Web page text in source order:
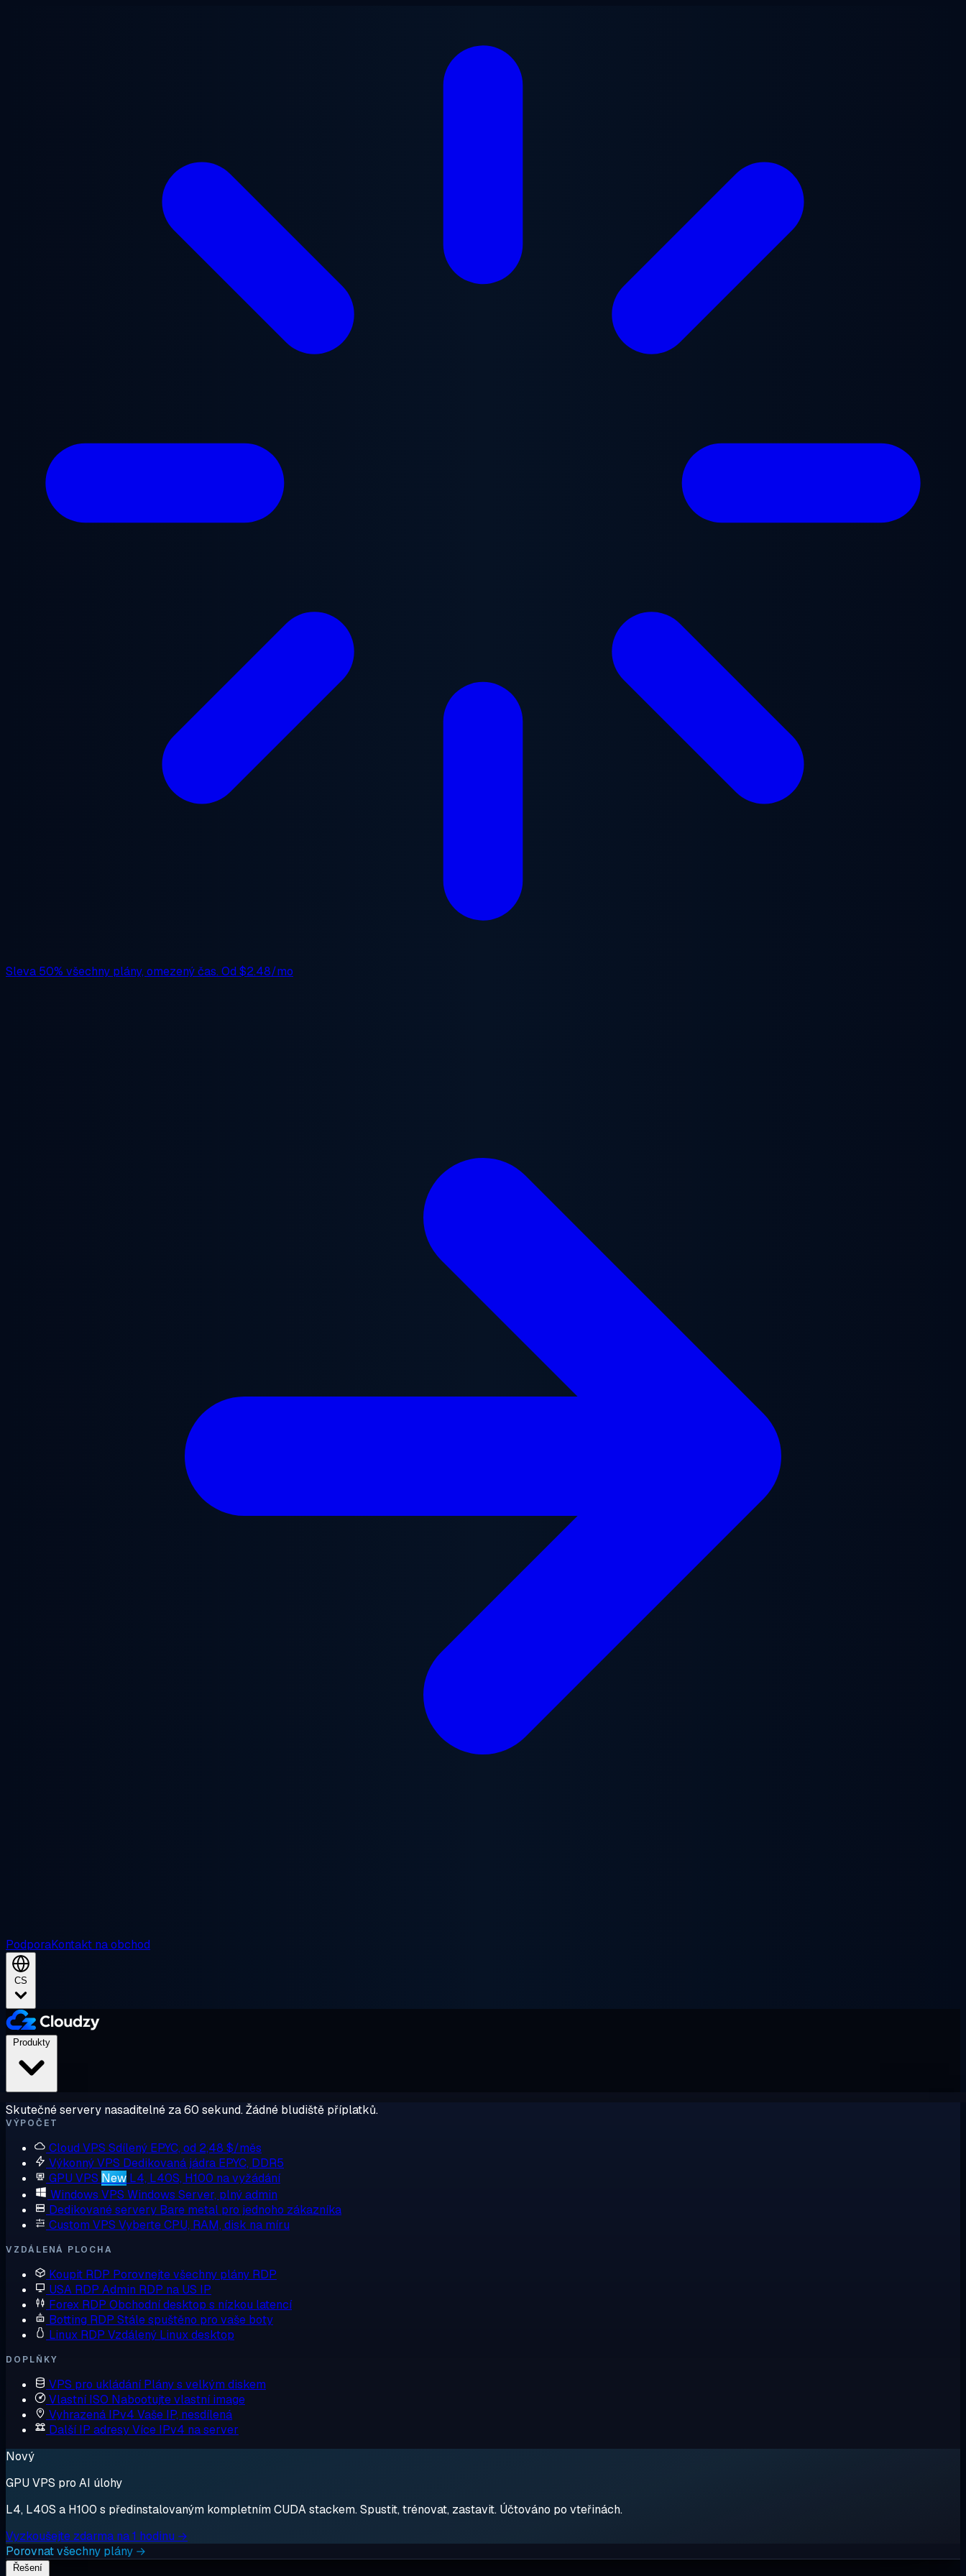
Sleva 50% všechny plány, omezený čas. Od $2.48/mo
PodporaKontakt na obchod
CS
Skutečné servery nasaditelné za 60 sekund. Žádné bludiště příplatků.
VÝPOČET
Cloud VPS Sdílený EPYC, od 2,48 $/měs
Výkonný VPS Dedikovaná jádra EPYC, DDR5
GPU VPS New L4, L40S, H100 na vyžádání
Windows VPS Windows Server, plný admin
Dedikované servery Bare metal pro jednoho zákazníka
Custom VPS Vyberte CPU, RAM, disk na míru
VZDÁLENÁ PLOCHA
Koupit RDP Porovnejte všechny plány RDP
USA RDP Admin RDP na US IP
Forex RDP Obchodní desktop s nízkou latencí
Botting RDP Stále spuštěno pro vaše boty
Linux RDP Vzdálený Linux desktop
DOPLŇKY
VPS pro ukládání Plány s velkým diskem
Vlastní ISO Nabootujte vlastní image
Vyhrazená IPv4 Vaše IP, nesdílená
Další IP adresyVíce IPv4 na server
Nový
GPU VPS pro AI úlohy
L4, L40S a H100 s předinstalovaným kompletním CUDA stackem. Spustit, trénovat, zastavit. Účtováno po vteřinách.
Vyzkoušejte zdarma na 1 hodinu →
Porovnat všechny plány →